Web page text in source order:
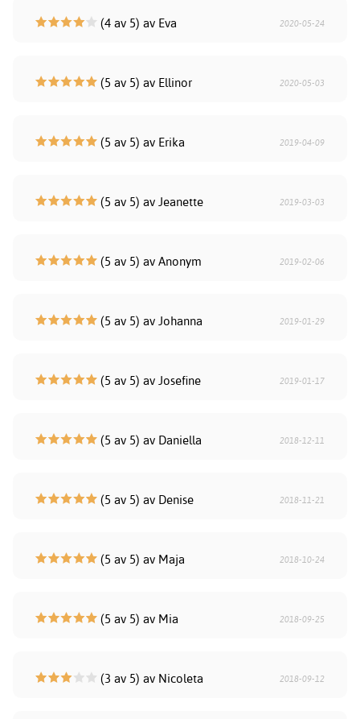
(4 av 5) av Eva 2020-05-24
(5 av 5) av Ellinor 2020-05-03
(5 av 5) av Erika 2019-04-09
(5 av 5) av Jeanette 2019-03-03
(5 av 5) av Anonym 2019-02-06
(5 av 5) av Johanna 2019-01-29
(5 av 5) av Josefine 2019-01-17
(5 av 5) av Daniella 2018-12-11
(5 av 5) av Denise 2018-11-21
(5 av 5) av Maja 2018-10-24
(5 av 5) av Mia 2018-09-25
(3 av 5) av Nicoleta 2018-09-12